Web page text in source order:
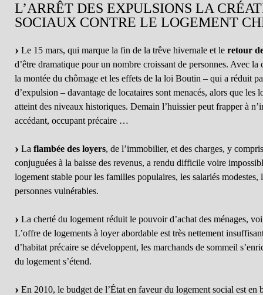
L’ARRÊT DES EXPULSIONS LA
SOCIAUX CONTRE LE LOGEMENT
Le 15 mars, qui marque la fin de la trêve hivernale et le retour
d’être dramatique pour un nombre croissant de personnes. Avec la
la montée du chômage et les effets de la loi Boutin – qui a réduit
d’expulsion – davantage de locataires sont menacés, alors que les
atteint des niveaux historiques. Demain l’huissier peut frapper à
accédant, occupant précaire …
La flambée des loyers, de l’immobilier, et des charges, y
conjuguées à la baisse des revenus, a rendu difficile voire
logement stable pour les familles populaires, les salariés modestes,
personnes vulnérables.
La cherté du logement réduit le pouvoir d’achat des ménages,
L’offre de logements à loyer abordable est très nettement
d’habitat précaire se développent, les marchands de sommeil
du logement s’étend.
En 2010, le budget de l’État en faveur du logement social est en